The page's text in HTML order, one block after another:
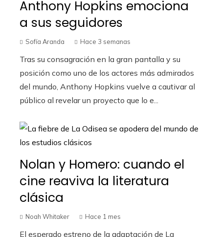
Anthony Hopkins emociona
a sus seguidores
Sofía Aranda Hace 3 semanas
Tras su consagración en la gran pantalla y su
posición como uno de los actores más admirados
del mundo, Anthony Hopkins vuelve a cautivar al
público al revelar un proyecto que lo e...
Nolan y Homero: cuando el
cine reaviva la literatura
clásica
Noah Whitaker Hace 1 mes
El esperado estreno de la adaptación de La